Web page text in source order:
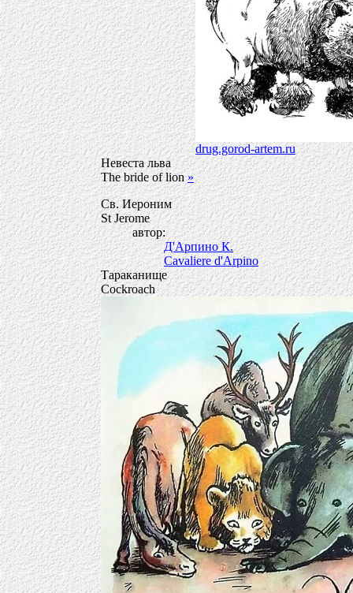
drug.gorod-artem.ru
Невеста льва
The bride of lion»
Св. Иероним
St Jerome
автор:
Д'Арпино К.
Cavaliere d'Arpino
Тараканище
Cockroach